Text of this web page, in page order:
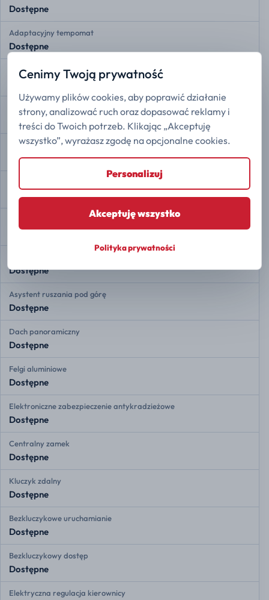
Dostępne
Adaptacyjny tempomat
Dostępne
Przednie czujniki radarowe
Tylne czujniki radarowe
Dostępne
Kamera 360
Dostępne
Dostępne
Automatyczne parkowanie
Dostępne
Dostępne
Asystent ruszania pod górę
Dostępne
Dach panoramiczny
Dostępne
Felgi aluminiowe
Dostępne
Elektroniczne zabezpieczenie antykradzieżowe
Dostępne
Centralny zamek
Dostępne
Kluczyk zdalny
Dostępne
Bezkluczykowe uruchamianie
Dostępne
Bezkluczykowy dostęp
Dostępne
Elektryczna regulacja kierownicy
Cenimy Twoją prywatność
Używamy plików cookies, aby poprawić działanie
strony, analizować ruch oraz dopasować reklamy i
treści do Twoich potrzeb. Klikając „Akceptuję
wszystko”, wyrażasz zgodę na opcjonalne cookies.
Personalizuj
Akceptuję wszystko
Polityka prywatności